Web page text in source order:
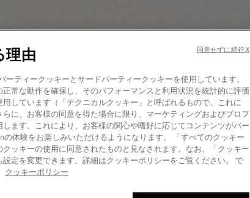
理由
ーティークッキーとサードパーティークッキーを使用しています。
常な動作を確保し、そのパフォーマンスと利用状況を統計的に評価
しています（「テクニカルクッキー」と呼ばれるもので、これに
らに、お客様の同意を得た場合に限り、マーケティングおよびプロフ
ます。これにより、お客様の関心や嗜好に応じてコンテンツがパー
の体験をお楽しみいただけるようになります。 「すべてのクッキー
ッキーの使用に同意されたものと見なされます。なお、「クッキー
定を変更できます。詳細はクッキーポリシーをご覧ください。 で
クッキーポリシー
同意せずに続行 X